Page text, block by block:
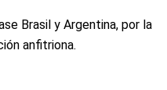
Brasil y Argentina, por la
anfitriona.